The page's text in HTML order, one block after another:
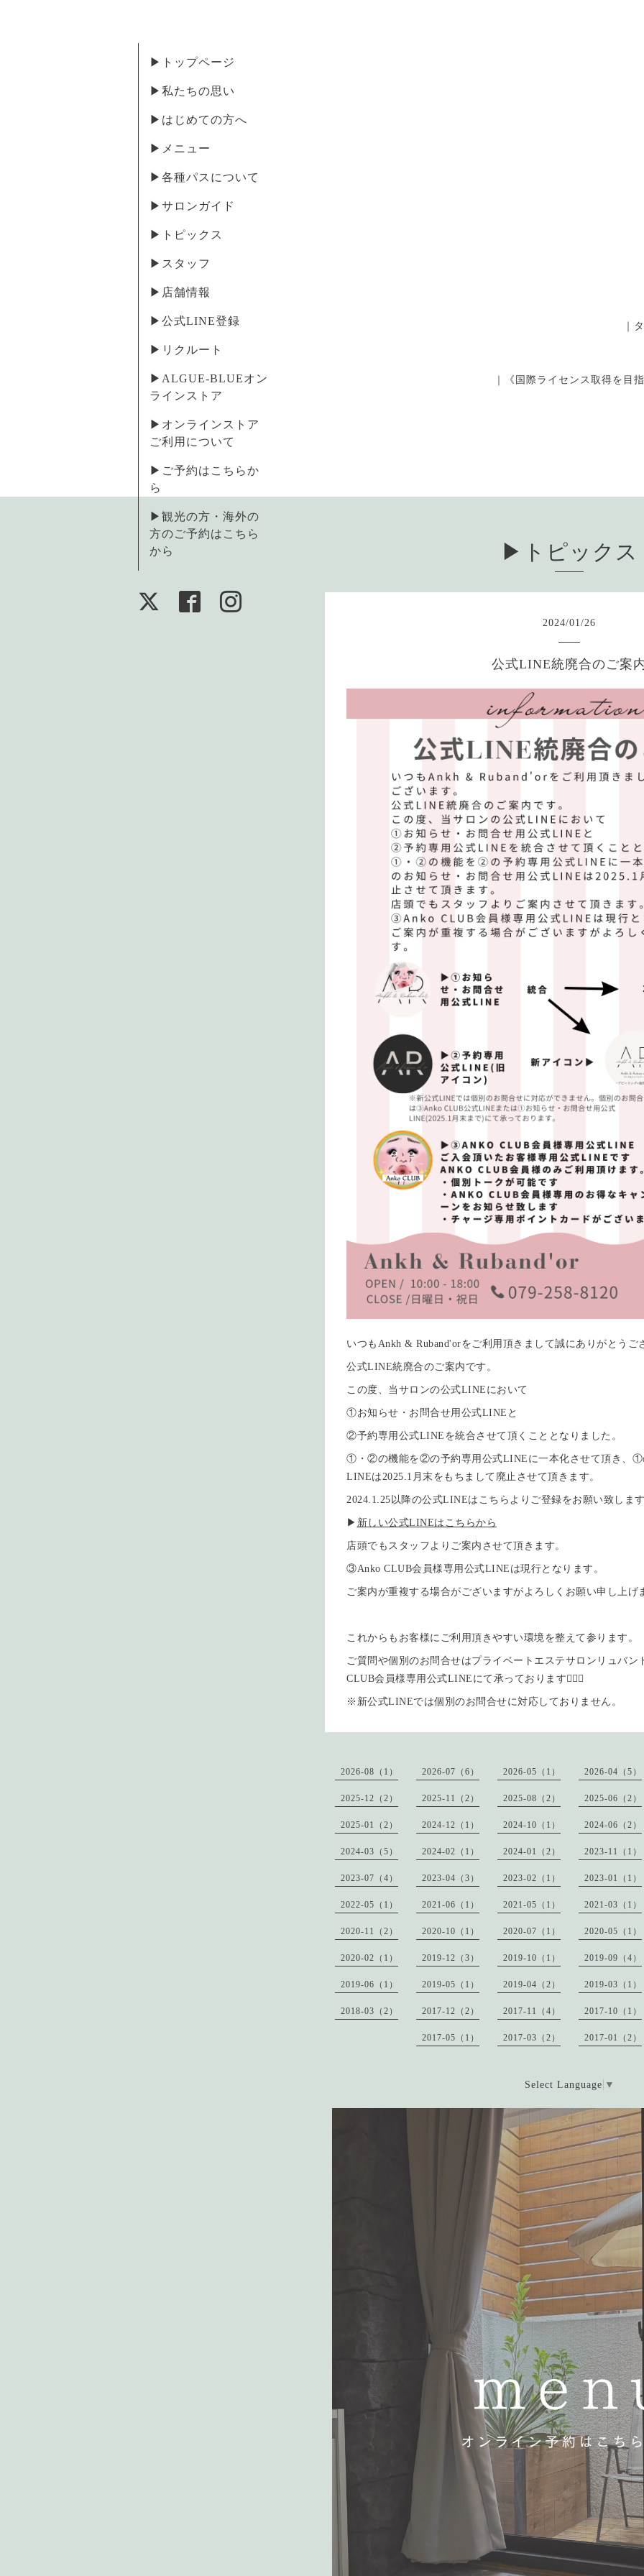
｜
｜《国際ライセンス取得を目
▶︎トップページ
▶︎私たちの思い
▶︎はじめての方へ
▶︎メニュー
▶︎各種パスについて
▶︎サロンガイド
▶︎トピックス
▶︎スタッフ
▶︎店舗情報
▶︎公式LINE登録
▶︎リクルート
▶︎ALGUE-BLUEオン
ラインストア
▶︎オンラインストア
ご利用について
▶︎ご予約はこちらか
ら
▶︎観光の方・海外の
方のご予約はこちら
から
▶︎トピックス
2024/01/26
公式LINE統廃合のご案
いつもAnkh & Ruband'orをご利用頂きまして誠にありがとうご
公式LINE統廃合のご案内です。
この度、当サロンの公式LINEにおいて
①お知らせ・お問合せ用公式LINEと
②予約専用公式LINEを統合させて頂くこととなりました。
①・②の機能を②の予約専用公式LINEに一本化させて頂き、①
LINEは2025.1月末をもちまして廃止させて頂きます。
2024.1.25以降の公式LINEはこちらよりご登録をお願い致しま
▶︎ 新しい公式LINEはこちらから
店頭でもスタッフよりご案内させて頂きます。
③Anko CLUB会員様専用公式LINEは現行となります。
ご案内が重複する場合がございますがよろしくお願い申し上げ
これからもお客様にご利用頂きやすい環境を整えて参ります。
ご質問や個別のお問合せはプライベートエステサロンリュバ
CLUB会員様専用公式LINEにて承っております🙇🏻‍♀️
※新公式LINEでは個別のお問合せに対応しておりません。
2026-08（1） 2026-07（6） 2026-05（1） 2026-04（5）
2025-12（2） 2025-11（2） 2025-08（2） 2025-06（2）
2025-01（2） 2024-12（1） 2024-10（1） 2024-06（2）
2024-03（5） 2024-02（1） 2024-01（2） 2023-11（1）
2023-07（4） 2023-04（3） 2023-02（1） 2023-01（1）
2022-05（1） 2021-06（1） 2021-05（1） 2021-03（1）
2020-11（2） 2020-10（1） 2020-07（1） 2020-05（1）
2020-02（1） 2019-12（3） 2019-10（1） 2019-09（4）
2019-06（1） 2019-05（1） 2019-04（2） 2019-03（1）
2018-03（2） 2017-12（2） 2017-11（4） 2017-10（1）
2017-05（1） 2017-03（2） 2017-01（2）
Select Language ▼